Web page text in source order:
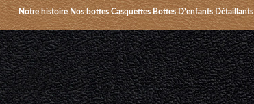
Notre histoire Nos bottes Casquettes Bottes D’enfants Détaillants